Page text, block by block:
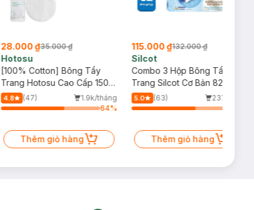
28.000 ₫35.000 ₫
Hotosu
[100% Cotton] Bông Tẩy
Trang Hotosu Cao Cấp 150
Miếng
4.8 (47)
1.9k/tháng
64%
Thêm giỏ hàng
115.000 ₫132.000 ₫
Silcot
Combo 3 Hộp Bông Tẩy
Trang Silcot Cơ Bản 82
Miếng
5.0 (63)
237/tháng
Thêm giỏ hàng